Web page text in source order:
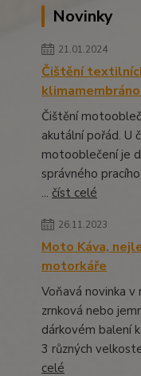
Novinky
21.01.2024
Čištění
Čištění
akutální pořád. U
motooblečení je
správného
... číst celé
26.11.2023
Moto Káva,
motorkáře
Voňavá novinka
zrnková nebo
dárkovém balení
3 různých
celé